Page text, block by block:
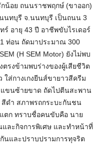
น้อย ถนนราชพฤกษ์ (ขาออก)
นทบุรี จ.นนทบุรี เป็นถนน 3
อายุ 43 ปี อาชีพขับไรเดอร์
ท่อน ถัดมาประมาณ 300
(H SEM Motor) ยังไม่พบ
รงข้ามพบร่างของผู้เสียชีวิต
ส่กางเกงยีนส์ขายาวสีครีม
ขนซ้ายขาด ถัดไปตีนสะพาน
ดำ สภาพรถกระบะกันชน
ตก ทราบชื่อคนขับคือ นาย
ละกิจการพิเศษ และทำหน้าที่
นและปราบปรามการทุจริต